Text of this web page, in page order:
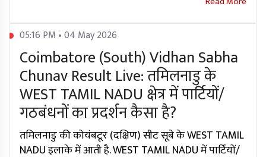
05:16 PM • 04 May 2026
Coimbatore (South) Vidhan Sabha
Chunav Result Live: तमिलनाडु के
WEST TAMIL NADU क्षेत्र में पार्टियों/
गठबंधनों का प्रदर्शन कैसा है?
तमिलनाडु की कोयंबटूर (दक्षिण) सीट सूबे के WEST TAMIL
NADU इलाके में आती है. WEST TAMIL NADU में पार्टियों/